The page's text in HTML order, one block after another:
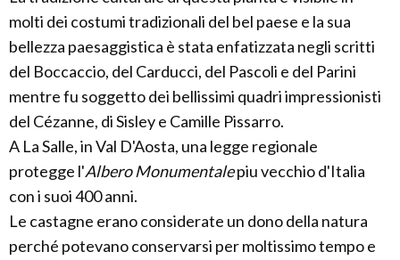
molti dei costumi tradizionali del bel paese e la sua
bellezza paesaggistica è stata enfatizzata negli scritti
del Boccaccio, del Carducci, del Pascoli e del Parini
mentre fu soggetto dei bellissimi quadri impressionisti
del Cézanne, di Sisley e Camille Pissarro.
A La Salle, in Val D'Aosta, una legge regionale
protegge l'Albero Monumentalepiu vecchio d'Italia
con i suoi 400 anni.
Le castagne erano considerate un dono della natura
perché potevano conservarsi per moltissimo tempo e